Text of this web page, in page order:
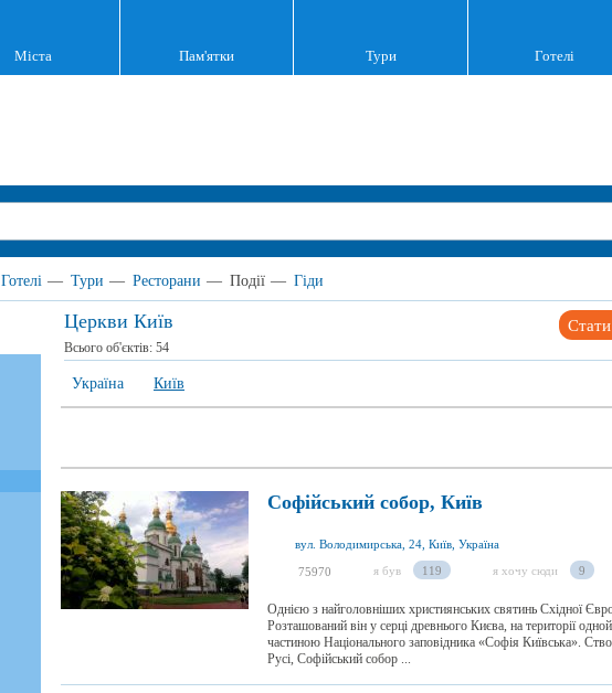
Міста Пам'ятки Тури Готелі
Готелі — Тури — Ресторани — Події — Гіди
Церкви Київ
Всього об'єктів: 54
Україна Київ
Софійський собор, Київ
вул. Володимирська, 24, Київ, Україна
75970 я був 119 я хочу сюди 9
Однією з найголовніших християнських святинь Східної
Розташований він у серці древнього Києва, на території
частиною Національного заповідника «Софія Київська».
Русі, Софійський собор ...